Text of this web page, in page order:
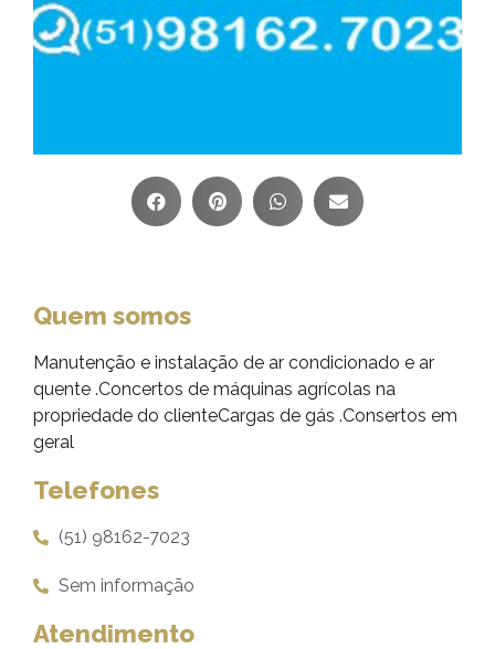
Quem somos
Manutenção e instalação de ar condicionado e ar
quente .Concertos de máquinas agrícolas na
propriedade do clienteCargas de gás .Consertos em
geral
Telefones
(51) 98162-7023
Sem informação
Atendimento